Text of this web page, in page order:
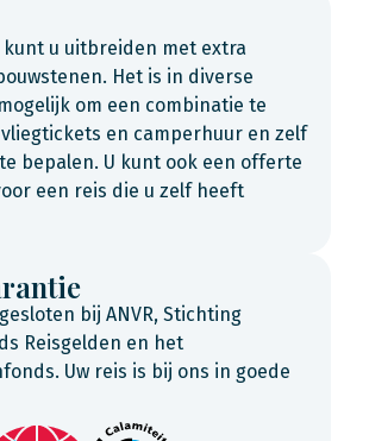
kunt u uitbreiden met extra
Het is in diverse
om een combinatie te
en camperhuur en zelf
bepalen. U kunt ook een offerte
een reis die u zelf heeft
bij ANVR, Stichting
Reisgelden en het
Uw reis is bij ons in goede